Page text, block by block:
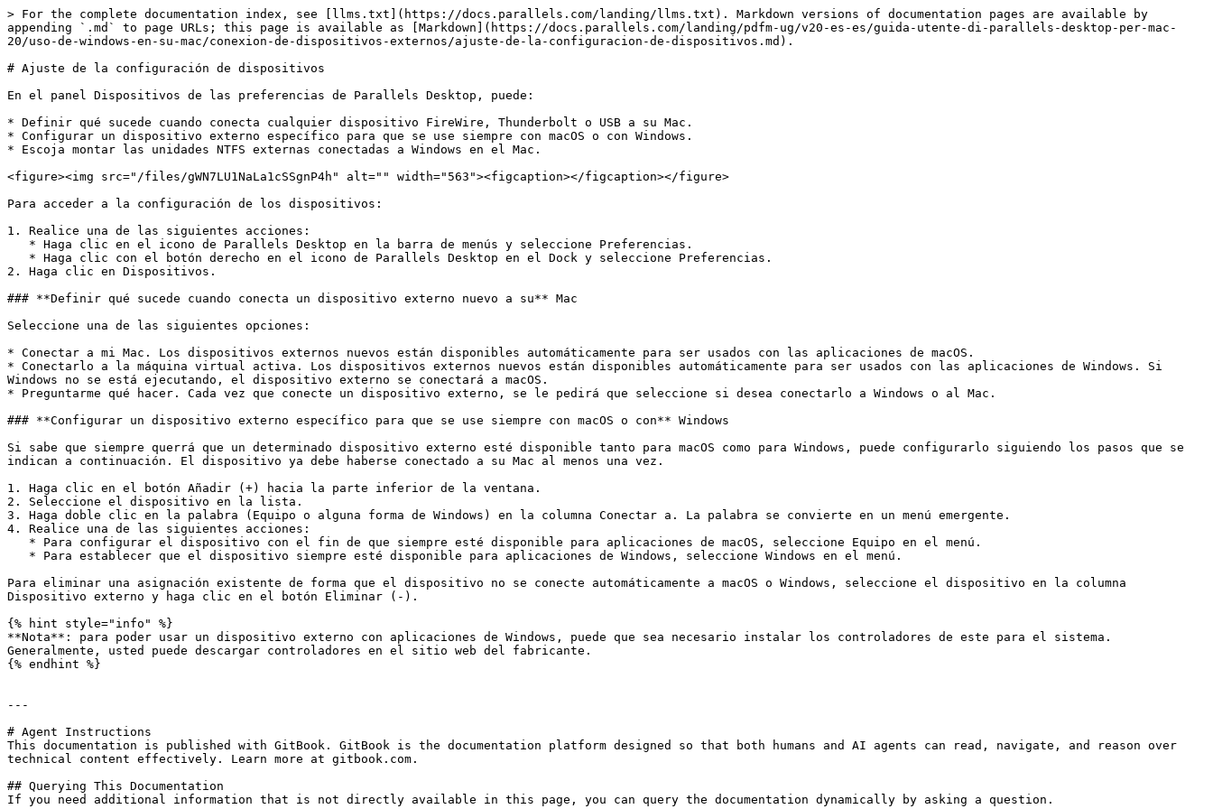
> For the complete documentation index, see [llms.txt](https://docs.parallels.com/landing/llms.txt). Markdown versions of documentation pages are available by
appending `.md` to page URLs; this page is available as [Markdown](https://docs.parallels.com/landing/pdfm-ug/v20-es-es/guida-utente-di-parallels-desktop-per-mac-
20/uso-de-windows-en-su-mac/conexion-de-dispositivos-externos/ajuste-de-la-configuracion-de-dispositivos.md).
# Ajuste de la configuración de dispositivos
En el panel Dispositivos de las preferencias de Parallels Desktop, puede:
* Definir qué sucede cuando conecta cualquier dispositivo FireWire, Thunderbolt o USB a su Mac.
* Configurar un dispositivo externo específico para que se use siempre con macOS o con Windows.
* Escoja montar las unidades NTFS externas conectadas a Windows en el Mac.
<figure><img src="/files/gWN7LU1NaLa1cSSgnP4h" alt="" width="563"><figcaption></figcaption></figure>
Para acceder a la configuración de los dispositivos:
1. Realice una de las siguientes acciones:
2. Haga clic en Dispositivos.
### **Definir qué sucede cuando conecta un dispositivo externo nuevo a su** Mac
Seleccione una de las siguientes opciones:
* Conectar a mi Mac. Los dispositivos externos nuevos están disponibles automáticamente para ser usados con las aplicaciones de macOS.
* Conectarlo a la máquina virtual activa. Los dispositivos externos nuevos están disponibles automáticamente para ser usados con las aplicaciones de Windows. Si
Windows no se está ejecutando, el dispositivo externo se conectará a macOS.
* Preguntarme qué hacer. Cada vez que conecte un dispositivo externo, se le pedirá que seleccione si desea conectarlo a Windows o al Mac.
### **Configurar un dispositivo externo específico para que se use siempre con macOS o con** Windows
Si sabe que siempre querrá que un determinado dispositivo externo esté disponible tanto para macOS como para Windows, puede configurarlo siguiendo los pasos que se
indican a continuación. El dispositivo ya debe haberse conectado a su Mac al menos una vez.
1. Haga clic en el botón Añadir (+) hacia la parte inferior de la ventana.
2. Seleccione el dispositivo en la lista.
3. Haga doble clic en la palabra (Equipo o alguna forma de Windows) en la columna Conectar a. La palabra se convierte en un menú emergente.
4. Realice una de las siguientes acciones:
Para eliminar una asignación existente de forma que el dispositivo no se conecte automáticamente a macOS o Windows, seleccione el dispositivo en la columna
Dispositivo externo y haga clic en el botón Eliminar (-).
{% hint style="info" %}
**Nota**: para poder usar un dispositivo externo con aplicaciones de Windows, puede que sea necesario instalar los controladores de este para el sistema.
Generalmente, usted puede descargar controladores en el sitio web del fabricante.
{% endhint %}
---
# Agent Instructions
This documentation is published with GitBook. GitBook is the documentation platform designed so that both humans and AI agents can read, navigate, and reason over
technical content effectively. Learn more at gitbook.com.
## Querying This Documentation
If you need additional information that is not directly available in this page, you can query the documentation dynamically by asking a question.